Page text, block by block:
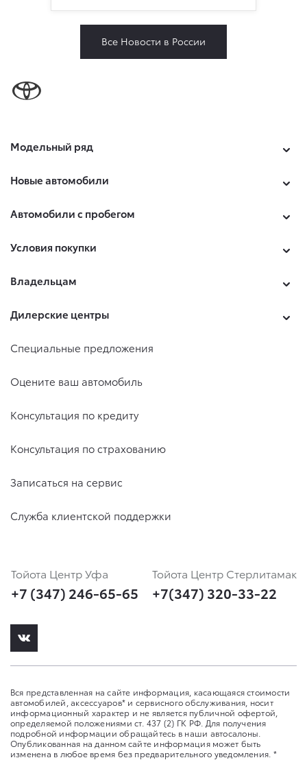
Все Новости в России
Модельный ряд
Новые автомобили
Автомобили с пробегом
Условия покупки
Владельцам
Дилерские центры
Специальные предложения
Оцените ваш автомобиль
Консультация по кредиту
Консультация по страхованию
Записаться на сервис
Служба клиентской поддержки
Тойота Центр Уфа
+7 (347) 246-65-65
Тойота Центр Стерлитамак
+7(347) 320-33-22
Вся представленная на сайте информация, касающаяся стоимости
автомобилей, аксессуаров* и сервисного обслуживания, носит
информационный характер и не является публичной офертой,
определяемой положениями ст. 437 (2) ГК РФ. Для получения
подробной информации обращайтесь в наши автосалоны.
Опубликованная на данном сайте информация может быть
изменена в любое время без предварительного уведомления. *